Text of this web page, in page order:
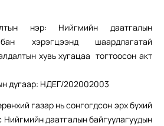
нэр: Нийгмийн даатгалын
хэрэгцээнд шаардлагатай
хувь хугацаа тогтоосон акт
дугаар: НДЕГ/202002003
газар нь сонгогдсон эрх бүхий
Нийгмийн даатгалын байгуулагуудын